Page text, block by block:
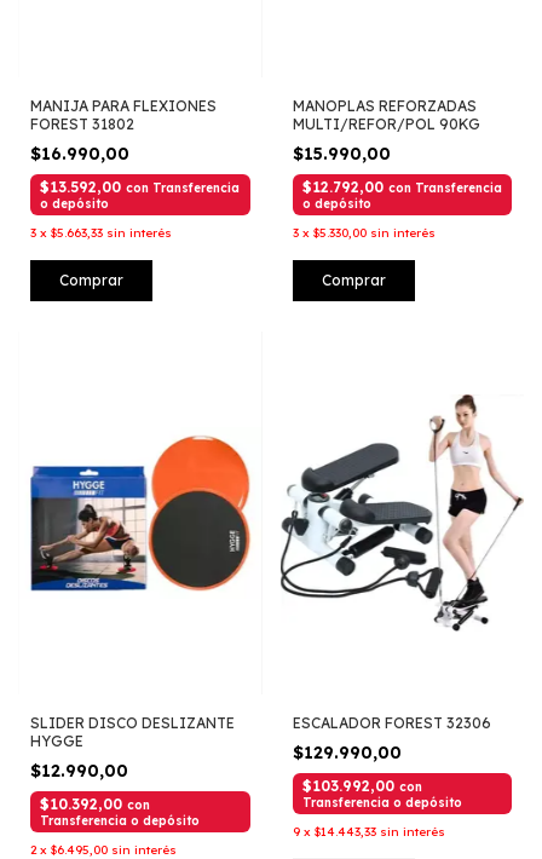
MANIJA PARA FLEXIONES
FOREST 31802
$16.990,00
$13.592,00 con Transferencia
o depósito
3 x $5.663,33 sin interés
Comprar
MANOPLAS REFORZADAS
MULTI/REFOR/POL 90KG
$15.990,00
$12.792,00 con Transferencia
o depósito
3 x $5.330,00 sin interés
Comprar
SLIDER DISCO DESLIZANTE
HYGGE
$12.990,00
$10.392,00 con
Transferencia o depósito
2 x $6.495,00 sin interés
ESCALADOR FOREST 32306
$129.990,00
$103.992,00 con
Transferencia o depósito
9 x $14.443,33 sin interés